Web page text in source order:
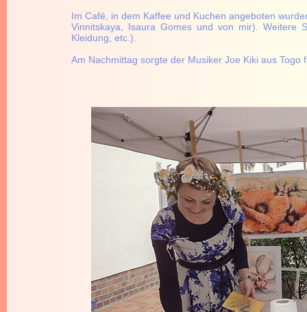
Im Café, in dem Kaffee und Kuchen angeboten
Vinnitskaya, Isaura Gomes und von mir). Weitere
Kleidung, etc.).
Am Nachmittag sorgte der Musiker Joe Kiki aus Togo